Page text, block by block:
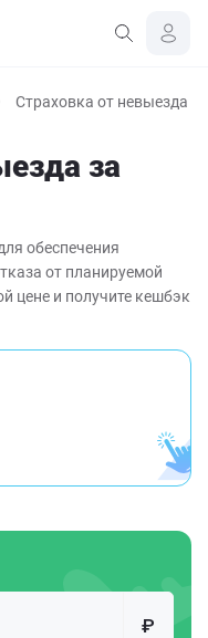
Страховка от невыезда
за
обеспечения
от планируемой
цене и получите кешбэк
₽